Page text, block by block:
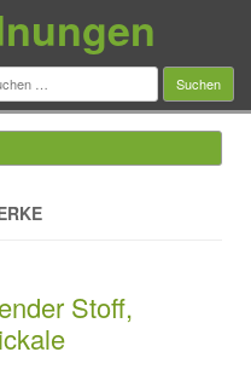
Stoff,